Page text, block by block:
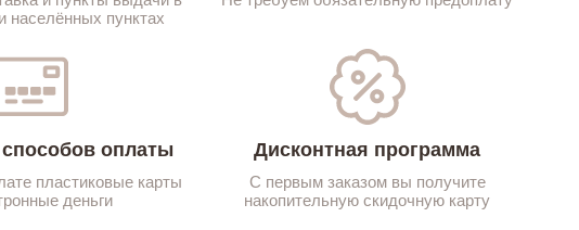
населённых пунктах
оплаты
пластиковые карты
деньги
Дисконтная программа
С первым заказом вы получите
накопительную скидочную карту